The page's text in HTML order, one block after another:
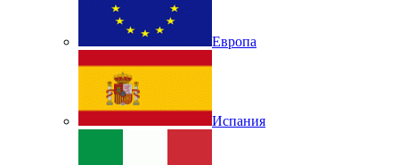
Европа
Испания